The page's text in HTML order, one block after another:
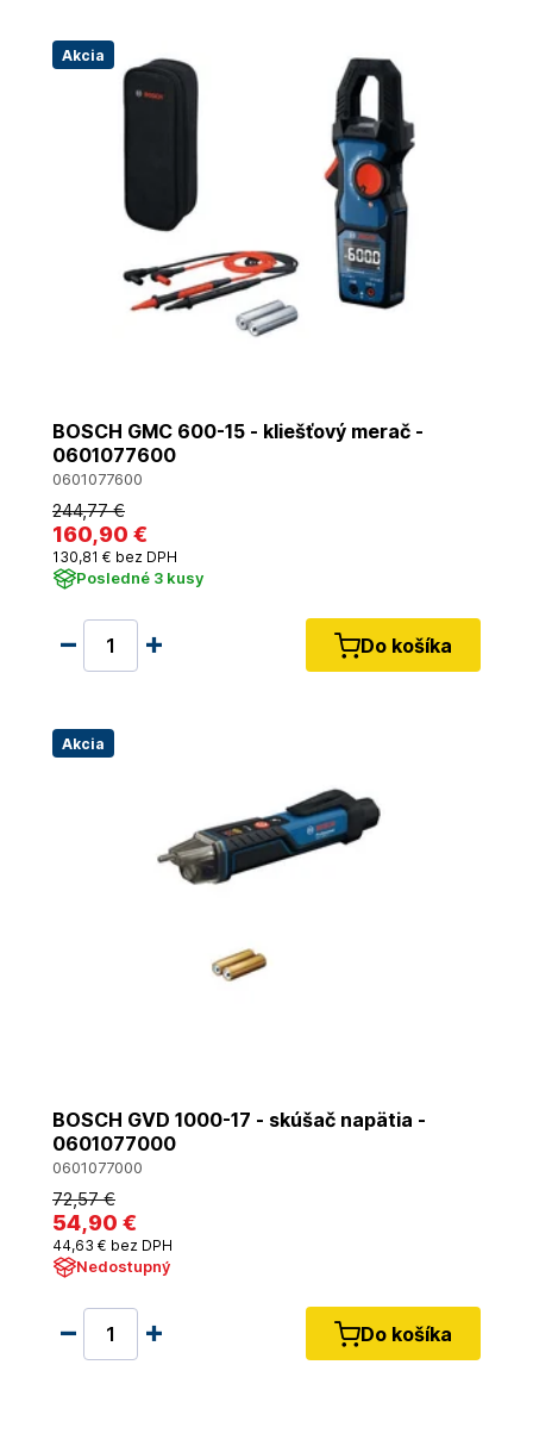
Akcia
BOSCH GMC 600-15 - kliešťový merač -
0601077600
0601077600
244,77 €
160,90 €
130,81 € bez DPH
Posledné 3 kusy
Do košíka
Akcia
BOSCH GVD 1000-17 - skúšač napätia -
0601077000
0601077000
72,57 €
54,90 €
44,63 € bez DPH
Nedostupný
Do košíka